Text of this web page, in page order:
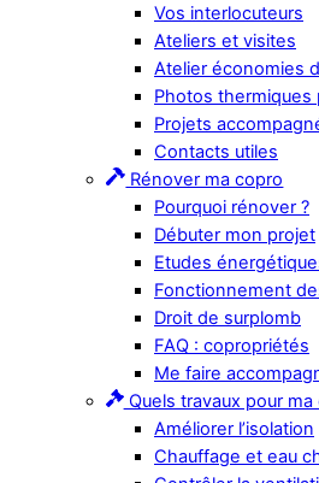
Vos interlocuteurs
Ateliers et visites
Atelier économies
Photos thermiques
Projets
Contacts utiles
Rénover ma copro
Pourquoi rénover ?
Débuter mon projet
Etudes
Fonctionnement
Droit de surplomb
FAQ : copropriétés
Me faire
Quels travaux pour ma
Améliorer l’isolation
Chauffage et eau